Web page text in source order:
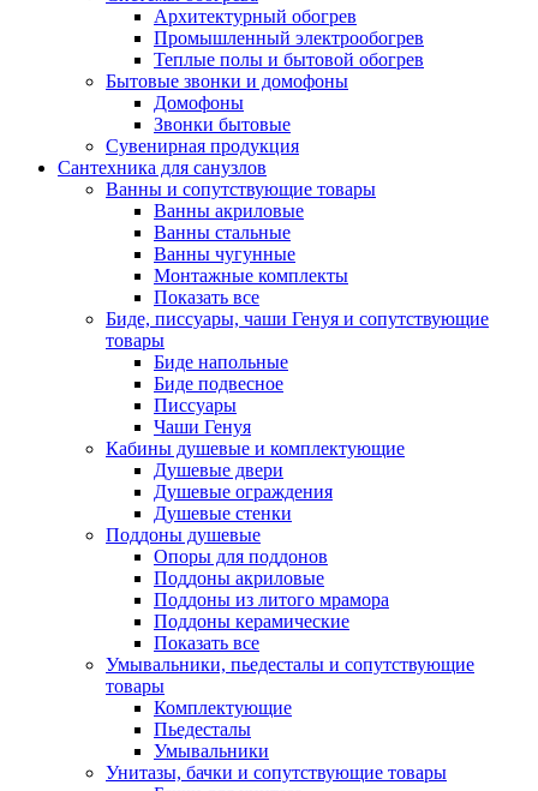
Архитектурный обогрев
Промышленный электрообогрев
Теплые полы и бытовой обогрев
Бытовые звонки и домофоны
Домофоны
Звонки бытовые
Сувенирная продукция
Сантехника для санузлов
Ванны и сопутствующие товары
Ванны акриловые
Ванны стальные
Ванны чугунные
Монтажные комплекты
Показать все
Биде, писсуары, чаши Генуя и сопутствующие
товары
Биде напольные
Биде подвесное
Писсуары
Чаши Генуя
Кабины душевые и комплектующие
Душевые двери
Душевые ограждения
Душевые стенки
Поддоны душевые
Опоры для поддонов
Поддоны акриловые
Поддоны из литого мрамора
Поддоны керамические
Показать все
Умывальники, пьедесталы и сопутствующие
товары
Комплектующие
Пьедесталы
Умывальники
Унитазы, бачки и сопутствующие товары